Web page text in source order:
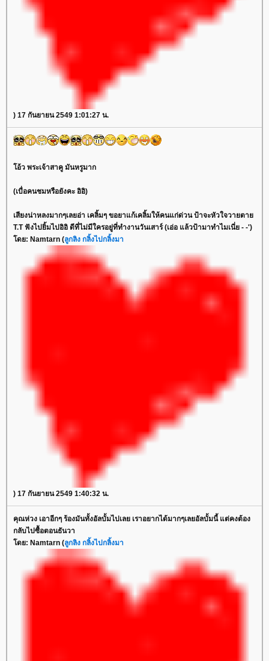
) 17 กันยายน 2549 1:01:27 น.
โอ้ว พระเจ้าสาคู มันหรูมาก
(เบื่อคนชมหรือยังคะ อิอิ)
เสียงน่าหลงมากๆเลยอ่า เคลิ้มๆ ขอยาแก้เคลิ้มให้คนแก่ด่วน ป้าจะหัวใจวายตาย
T.T ฟังไปยิ้มไปอิอิ ดีที่ไม่มีใครอยู่ที่ทำงานวันเสาร์ (เอ่อ แล้วป้ามาทำไมเนี่ย - -')
โดย: Namtarn (ลูกลิง กลิ้งไปกลิ้งมา
) 17 กันยายน 2549 1:40:32 น.
คุณห่วง เอาอีกๆ ร้องมันทั้งอัลบั้มไปเลย เราอยากได้มากๆเลยอัลบั้มนี้ แต่คงต้อง
กลับไปซื้อตอนธันวา
โดย: Namtarn (ลูกลิง กลิ้งไปกลิ้งมา